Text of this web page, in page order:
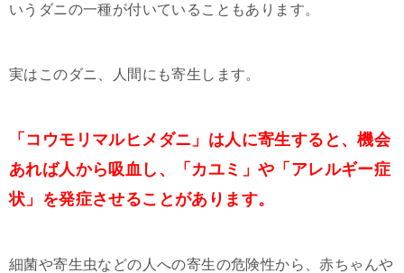
いうダニの一種が付いていることもあります。
実はこのダニ、人間にも寄生します。
「コウモリマルヒメダニ」は人に寄生すると、機会
あれば人から吸血し、「カユミ」や「アレルギー症
状」を発症させることがあります。
細菌や寄生虫などの人への寄生の危険性から、赤ちゃんや